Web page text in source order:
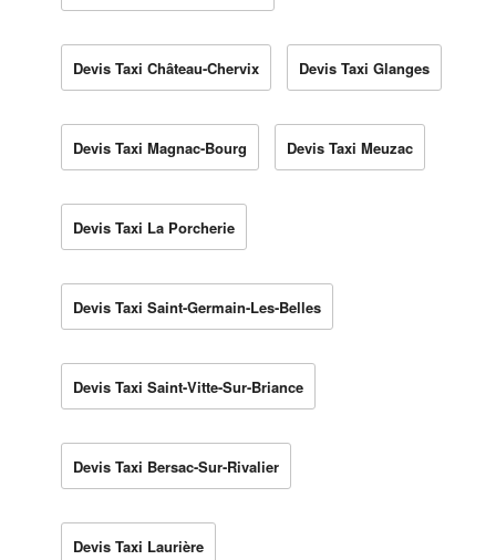
Devis Taxi Château-Chervix Devis Taxi Glanges
Devis Taxi Magnac-Bourg Devis Taxi Meuzac
Devis Taxi La Porcherie
Devis Taxi Saint-Germain-Les-Belles
Devis Taxi Saint-Vitte-Sur-Briance
Devis Taxi Bersac-Sur-Rivalier
Devis Taxi Laurière